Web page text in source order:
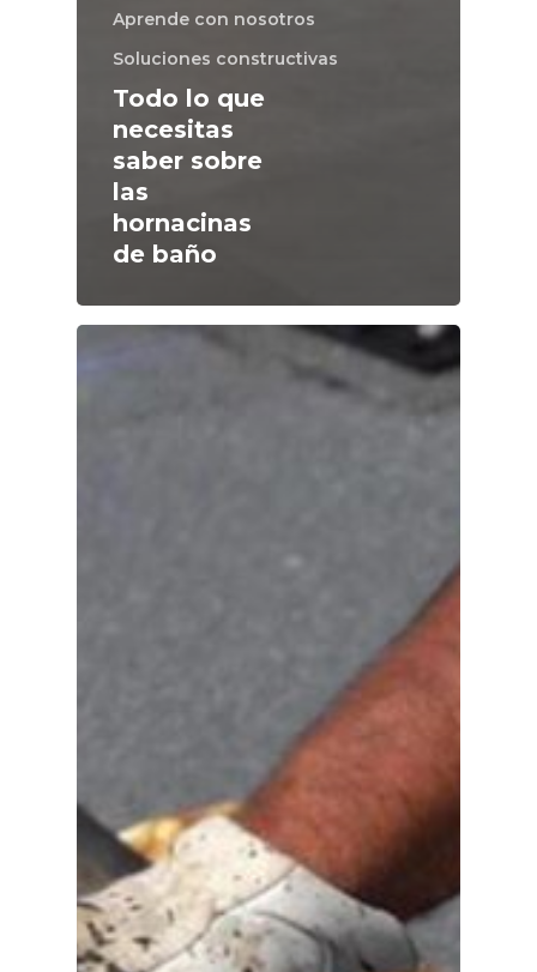
Aprende con nosotros
Soluciones constructivas
Todo lo que
necesitas
saber sobre
las
hornacinas
de baño